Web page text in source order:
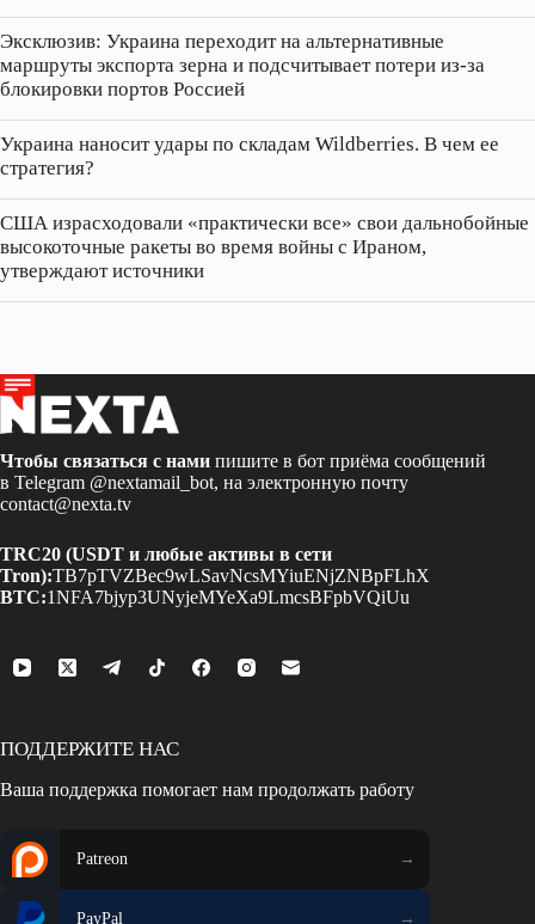
Эксклюзив: Украина переходит на альтернативные
маршруты экспорта зерна и подсчитывает потери из‑за
блокировки портов Россией
Украина наносит удары по складам Wildberries. В чем ее
стратегия?
США израсходовали «практически все» свои дальнобойные
высокоточные ракеты во время войны с Ираном,
утверждают источники
Чтобы связаться с нами пишите в бот приёма сообщений
в Telegram @nextamail_bot, на электронную почту
contact@nexta.tv
TRC20 (USDT и любые активы в сети
Tron):TB7pTVZBec9wLSavNcsMYiuENjZNBpFLhX
BTC:1NFA7bjyp3UNyjeMYeXa9LmcsBFpbVQiUu
ПОДДЕРЖИТЕ НАС
Ваша поддержка помогает нам продолжать работу
Patreon
PayPal